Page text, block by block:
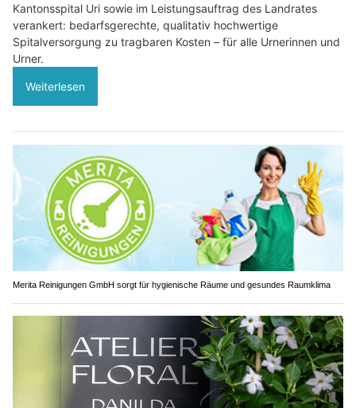
Kantonsspital Uri sowie im Leistungsauftrag des Landrates
verankert: bedarfsgerechte, qualitativ hochwertige
Spitalversorgung zu tragbaren Kosten – für alle Urnerinnen und
Urner.
Weiterlesen
Merita Reinigungen GmbH sorgt für hygienische Räume und gesundes Raumklima